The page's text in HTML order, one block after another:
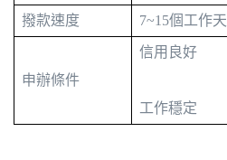
撥款速度 7~15個工作天
申辦條件
信用良好
工作穩定